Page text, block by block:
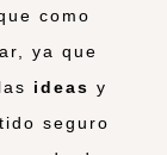
como
ya que
ideas y
seguro